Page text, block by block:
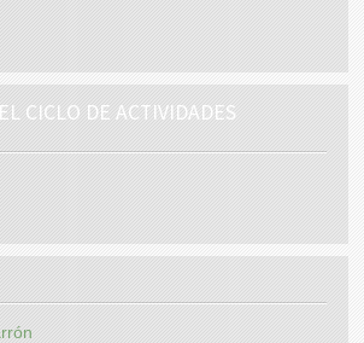
CICLO DE ACTIVIDADES